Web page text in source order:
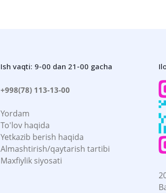
Ish vaqti: 9-00 dan 21-00 gacha
+998(78) 113-13-00
Yordam
To'lov haqida
Yetkazib berish haqida
Almashtirish/qaytarish tartibi
Maxfiylik siyosati